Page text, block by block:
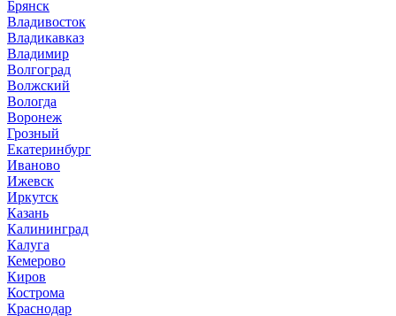
Брянск
Владивосток
Владикавказ
Владимир
Волгоград
Волжский
Вологда
Воронеж
Грозный
Екатеринбург
Иваново
Ижевск
Иркутск
Казань
Калининград
Калуга
Кемерово
Киров
Кострома
Краснодар